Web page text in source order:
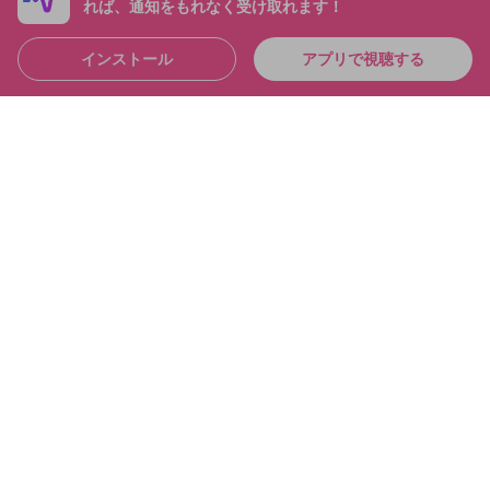
れば、通知をもれなく受け取れます！
インストール アプリで視聴する